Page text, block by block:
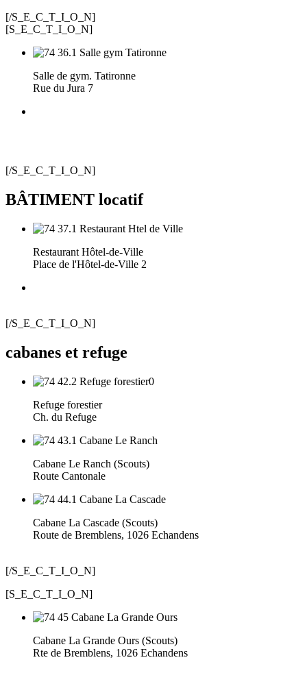
[/S_E_C_T_I_O_N]
[S_E_C_T_I_O_N]
Salle de gym. Tatironne
Rue du Jura 7
[/S_E_C_T_I_O_N]
BÂTIMENT locatif
Restaurant Hôtel-de-Ville
Place de l'Hôtel-de-Ville 2
[/S_E_C_T_I_O_N]
cabanes et refuge
Refuge forestier
Ch. du Refuge
Cabane Le Ranch (Scouts)
Route Cantonale
Cabane La Cascade (Scouts)
Route de Bremblens, 1026 Echandens
[/S_E_C_T_I_O_N]
[S_E_C_T_I_O_N]
Cabane La Grande Ours (Scouts)
Rte de Bremblens, 1026 Echandens